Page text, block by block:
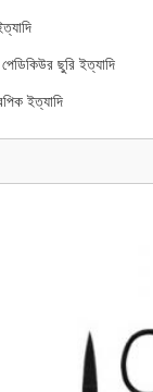
ছুরি ইত্যাদি
ইত্যাদি